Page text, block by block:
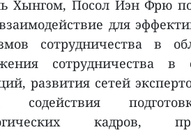
Хынгом, Посол Иэн Фрю
для
сотрудничества в
сотрудничества
развития сетей
содействия
кадров,